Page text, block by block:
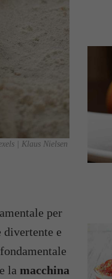
| Klaus Nielsen
per
divertente e
la macchina